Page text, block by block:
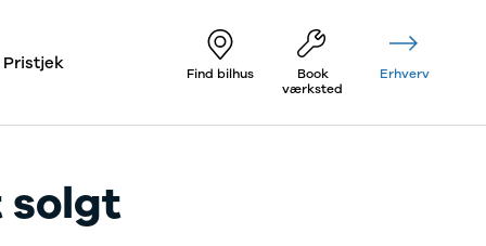
Pristjek Find bilhus
Book
værksted
Erhverv
solgt